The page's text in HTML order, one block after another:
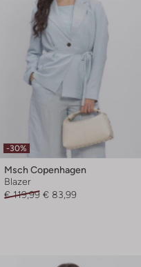
-30%
Msch Copenhagen
Blazer
€ 119,99 € 83,99